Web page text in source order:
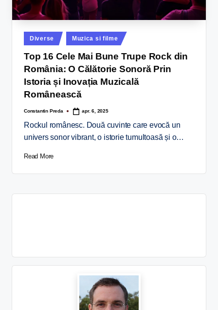
Diverse Muzica si filme
Top 16 Cele Mai Bune Trupe Rock din
România: O Călătorie Sonoră Prin
Istoria și Inovația Muzicală
Românească
Constantin Preda apr. 6, 2025
Rockul românesc. Două cuvinte care evocă un
univers sonor vibrant, o istorie tumultoasă și o…
Read More